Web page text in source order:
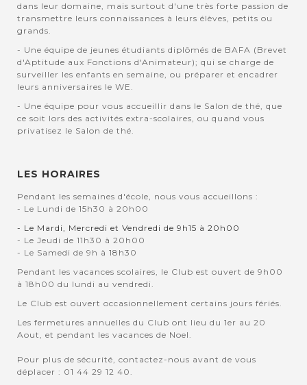
dans leur domaine, mais surtout d'une très forte passion de
transmettre leurs connaissances à leurs élèves, petits ou
grands.
- Une équipe de jeunes étudiants diplômés de BAFA (Brevet
d'Aptitude aux Fonctions d'Animateur); qui se charge de
surveiller les enfants en semaine, ou préparer et encadrer
leurs anniversaires le WE.
- Une équipe pour vous accueillir dans le Salon de thé, que
ce soit lors des activités extra-scolaires, ou quand vous
privatisez le Salon de thé.
LES HORAIRES
Pendant les semaines d'école, nous vous accueillons :
- Le Lundi de 15h30 à 20h00
- Le Mardi, Mercredi et Vendredi de 9h15 à 20h00
- Le Jeudi de 11h30 à 20h00
- Le Samedi de 9h à 18h30
Pendant les vacances scolaires, le Club est ouvert de 9h00
à 18h00 du lundi au vendredi.
Le Club est ouvert occasionnellement certains jours fériés.
Les fermetures annuelles du Club ont lieu du 1er au 20
Aout, et pendant les vacances de Noel.
Pour plus de sécurité, contactez-nous avant de vous
déplacer : 01 44 29 12 40.